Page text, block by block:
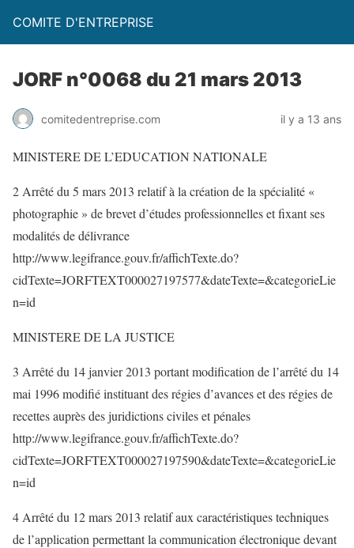
COMITE D'ENTREPRISE
JORF n°0068 du 21 mars 2013
comitedentreprise.com il y a 13 ans
MINISTERE DE L’EDUCATION NATIONALE
2 Arrêté du 5 mars 2013 relatif à la création de la spécialité «
photographie » de brevet d’études professionnelles et fixant ses
modalités de délivrance
http://www.legifrance.gouv.fr/affichTexte.do?
cidTexte=JORFTEXT000027197577&dateTexte=&categorieLie
n=id
MINISTERE DE LA JUSTICE
3 Arrêté du 14 janvier 2013 portant modification de l’arrêté du 14
mai 1996 modifié instituant des régies d’avances et des régies de
recettes auprès des juridictions civiles et pénales
http://www.legifrance.gouv.fr/affichTexte.do?
cidTexte=JORFTEXT000027197590&dateTexte=&categorieLie
n=id
4 Arrêté du 12 mars 2013 relatif aux caractéristiques techniques
de l’application permettant la communication électronique devant